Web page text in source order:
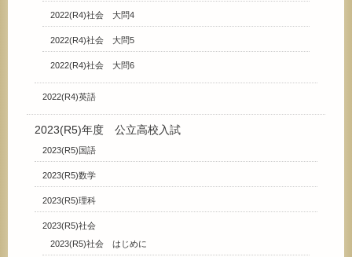
2022(R4)社会 大問4
2022(R4)社会 大問5
2022(R4)社会 大問6
2022(R4)英語
2023(R5)年度 公立高校入試
2023(R5)国語
2023(R5)数学
2023(R5)理科
2023(R5)社会
2023(R5)社会 はじめに